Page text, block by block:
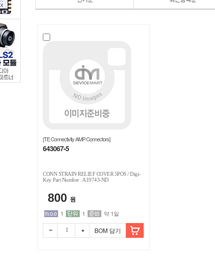
넥
터
(미
분
[TE Connectivity AMP Connectors]
643067-5
CONN STRAIN RELIEF COVER 5POS / Digi-
Key Part Number : A19743-ND
800 원
1 1 약 1일
BOM 담기